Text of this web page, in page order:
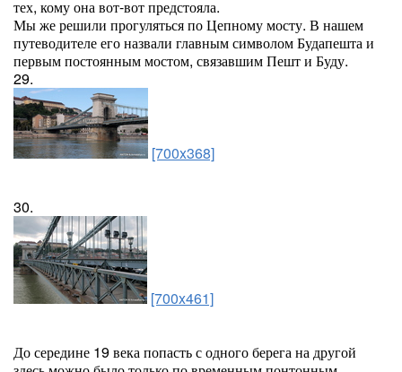
тех, кому она вот-вот предстояла.
Мы же решили прогуляться по Цепному мосту. В нашем
путеводителе его назвали главным символом Будапешта и
первым постоянным мостом, связавшим Пешт и Буду.
29.
[700x368]
30.
[700x461]
До середине 19 века попасть с одного берега на другой